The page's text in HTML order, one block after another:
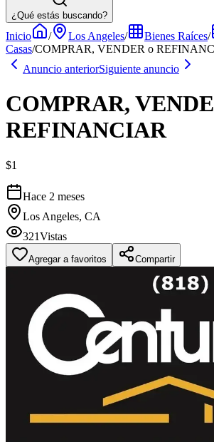
¿Qué estás buscando?
Inicio / Los Angeles/ Bienes Raíces/
Casas/COMPRAR, VENDER o
Anuncio anteriorSiguiente anuncio
COMPRAR,
REFINANCIAR
$1
Hace 2 meses
Los Angeles, CA
321Vistas
Agregar a favoritos Compartir